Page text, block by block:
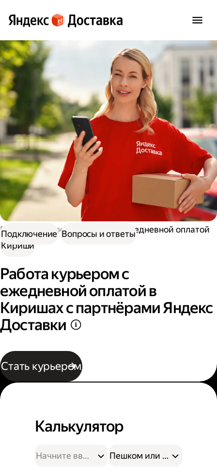
Работа курьером
Курьер с ежедневной оплатой
Кириши
Работа курьером с
ежедневной оплатой в
Киришах с партнёрами Яндекс
Доставки
Стать курьером
Подключение Вопросы и ответы
Калькулятор
Пешком или на